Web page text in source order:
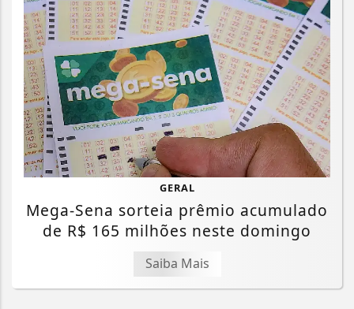
GERAL
Mega-Sena sorteia prêmio acumulado
de R$ 165 milhões neste domingo
Saiba Mais